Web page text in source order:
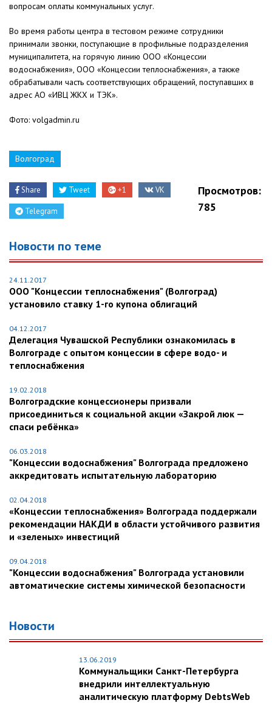
вопросам оплаты коммунальных услуг.
Во время работы центра в тестовом режиме сотрудники
принимали звонки, поступающие в профильные подразделения
муниципалитета, на горячую линию ООО «Концессии
водоснабжения», ООО «Концессии теплоснабжения», а также
обрабатывали часть соответствующих обращений, поступавших в
адрес АО «ИВЦ ЖКХ и ТЭК».
Фото: volgadmin.ru
Волгоград
Share Tweet +1 VK
Telegram
Просмотров:
785
Новости по теме
24.11.2017
ООО "Концессии теплоснабжения" (Волгоград)
установило ставку 1-го купона облигаций
04.12.2017
Делегация Чувашской Республики ознакомилась в
Волгограде с опытом концессии в сфере водо- и
теплоснабжения
19.02.2018
Волгоградские концессионеры призвали
присоединиться к социальной акции «Закрой люк —
спаси ребёнка»
06.03.2018
"Концессии водоснабжения" Волгограда предложено
аккредитовать испытательную лабораторию
02.04.2018
«Концессии теплоснабжения» Волгограда поддержали
рекомендации НАКДИ в области устойчивого развития
и «зеленых» инвестиций
09.04.2018
"Концессии водоснабжения" Волгограда установили
автоматические системы химической безопасности
Новости
13.06.2019
Коммунальщики Санкт-Петербурга
внедрили интеллектуальную
аналитическую платформу DebtsWeb